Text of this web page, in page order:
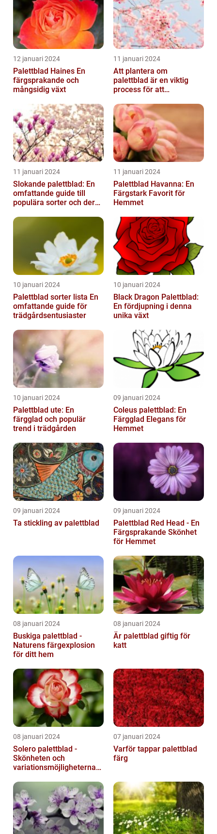
12 januari 2024
Palettblad Haines En
färgsprakande och
mångsidig växt
11 januari 2024
Att plantera om
palettblad är en viktig
process för att
överlevnad och tillväxt...
11 januari 2024
Slokande palettblad: En
omfattande guide till
populära sorter och deras
11 januari 2024
Palettblad Havanna: En
Färgstark Favorit för
Hemmet
10 januari 2024
Palettblad sorter lista En
omfattande guide för
trädgårdsentusiaster
10 januari 2024
Black Dragon Palettblad:
En fördjupning i denna
unika växt
10 januari 2024
Palettblad ute: En
färgglad och populär
trend i trädgården
09 januari 2024
Coleus palettblad: En
Färgglad Elegans för
Hemmet
09 januari 2024
Ta stickling av palettblad
09 januari 2024
Palettblad Red Head - En
Färgsprakande Skönhet
för Hemmet
08 januari 2024
Buskiga palettblad -
Naturens färgexplosion
för ditt hem
08 januari 2024
Är palettblad giftig för
katt
08 januari 2024
Solero palettblad -
Skönheten och
variationsmöjligheterna
07 januari 2024
Varför tappar palettblad
färg